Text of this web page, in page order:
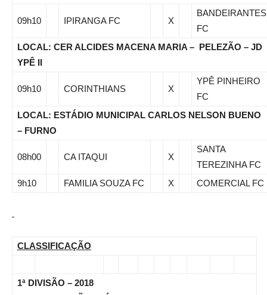
09h10 IPIRANGA FC X
BANDEIRANTES
FC
LOCAL: CER ALCIDES MACENA MARIA – PELEZÃO – JD
YPÊ II
09h10 CORINTHIANS X
YPÊ PINHEIRO
FC
LOCAL: ESTÁDIO MUNICIPAL CARLOS NELSON BUENO
– FURNO
08h00 CA ITAQUI X
SANTA
TEREZINHA FC
9h10
FAMILIA SOUZA FC X COMERCIAL FC
CLASSIFICAÇÃO
1ª DIVISÃO – 2018